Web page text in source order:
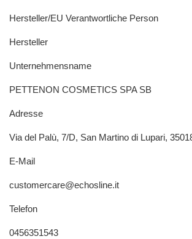
Hersteller/EU Verantwortliche Person
Hersteller
Unternehmensname
PETTENON COSMETICS SPA SB
Adresse
Via del Palù, 7/D, San Martino di Lupari,
E-Mail
customercare@echosline.it
Telefon
0456351543